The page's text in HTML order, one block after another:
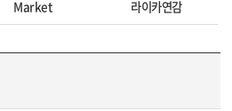
Market 라이카연감